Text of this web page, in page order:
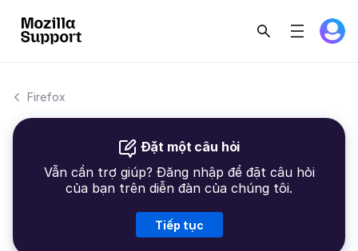
Firefox
Đặt một câu hỏi
Vẫn cần trợ giúp? Đăng nhập để đặt câu hỏi
của bạn trên diễn đàn của chúng tôi.
Tiếp tục